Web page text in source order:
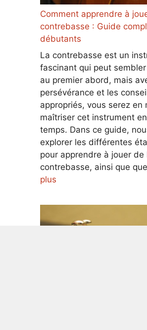
Comment apprendre à
contrebasse : Guide
débutants
La contrebasse est un
fascinant qui peut
au premier abord, mais
persévérance et les
appropriés, vous serez en
maîtriser cet instrument
temps. Dans ce guide,
explorer les différentes
pour apprendre à jouer de
contrebasse, ainsi que
plus